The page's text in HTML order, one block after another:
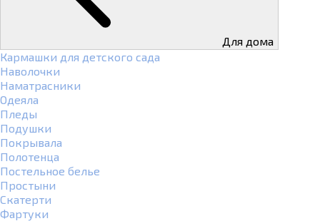
Для дома
Кармашки для детского сада
Наволочки
Наматрасники
Одеяла
Пледы
Подушки
Покрывала
Полотенца
Постельное белье
Простыни
Скатерти
Фартуки